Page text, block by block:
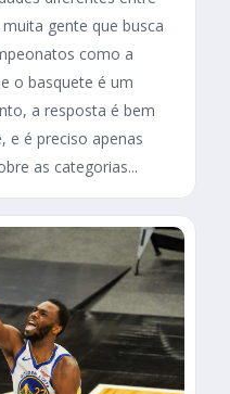
gente que busca
como a
o basquete é um
a resposta é bem
e é preciso apenas
as categorias...